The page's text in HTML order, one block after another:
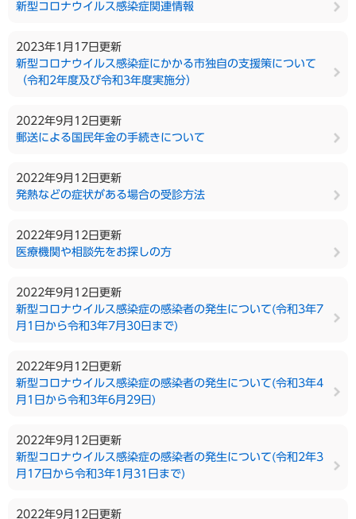
新型コロナウイルス感染症関連情報
2023年1月17日更新
新型コロナウイルス感染症にかかる市独自の支援策について
（令和2年度及び令和3年度実施分）
2022年9月12日更新
郵送による国民年金の手続きについて
2022年9月12日更新
発熱などの症状がある場合の受診方法
2022年9月12日更新
医療機関や相談先をお探しの方
2022年9月12日更新
新型コロナウイルス感染症の感染者の発生について(令和3年7
月1日から令和3年7月30日まで)
2022年9月12日更新
新型コロナウイルス感染症の感染者の発生について(令和3年4
月1日から令和3年6月29日)
2022年9月12日更新
新型コロナウイルス感染症の感染者の発生について(令和2年3
月17日から令和3年1月31日まで)
2022年9月12日更新